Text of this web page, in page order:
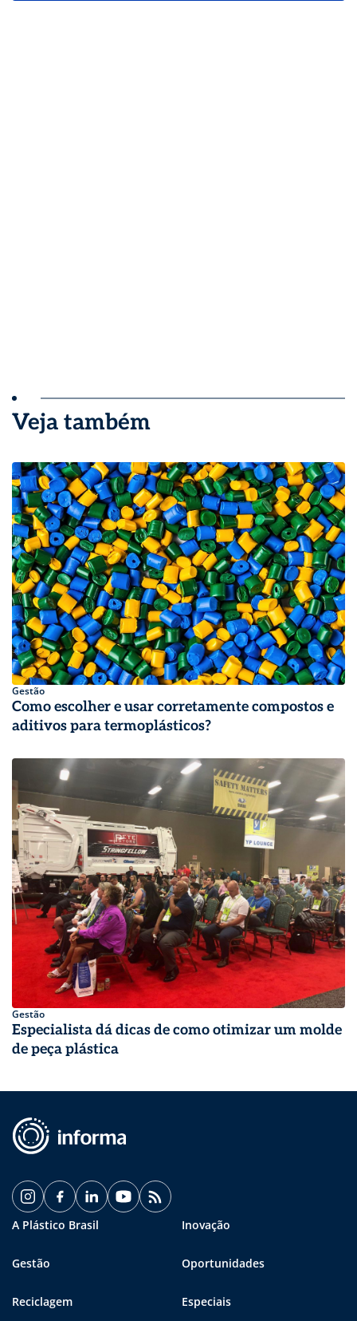
Veja também
Gestão
Como escolher e usar corretamente compostos e
aditivos para termoplásticos?
Gestão
Especialista dá dicas de como otimizar um molde
de peça plástica
A Plástico Brasil Inovação
Gestão Oportunidades
Reciclagem Especiais